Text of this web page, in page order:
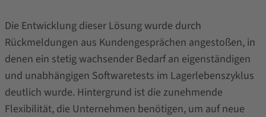
Die Entwicklung dieser Lösung wurde durch
Rückmeldungen aus Kundengesprächen angestoßen, in
denen ein stetig wachsender Bedarf an eigenständigen
und unabhängigen Softwaretests im Lagerlebenszyklus
deutlich wurde. Hintergrund ist die zunehmende
Flexibilität, die Unternehmen benötigen, um auf neue